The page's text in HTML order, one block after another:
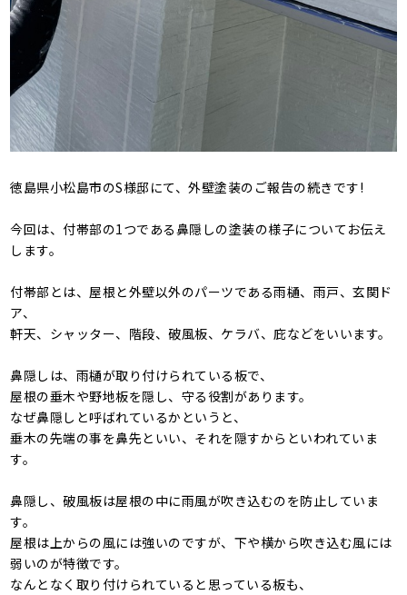
徳島県小松島市のS様邸にて、外壁塗装のご報告の続きです!
今回は、付帯部の1つである鼻隠しの塗装の様子についてお伝え
します。
付帯部とは、屋根と外壁以外のパーツである雨樋、雨戸、玄関ド
ア、
軒天、シャッター、階段、破風板、ケラバ、庇などをいいます。
鼻隠しは、雨樋が取り付けられている板で、
屋根の垂木や野地板を隠し、守る役割があります。
なぜ鼻隠しと呼ばれているかというと、
垂木の先端の事を鼻先といい、それを隠すからといわれていま
す。
鼻隠し、破風板は屋根の中に雨風が吹き込むのを防止していま
す。
屋根は上からの風には強いのですが、下や横から吹き込む風には
弱いのが特徴です。
なんとなく取り付けられていると思っている板も、